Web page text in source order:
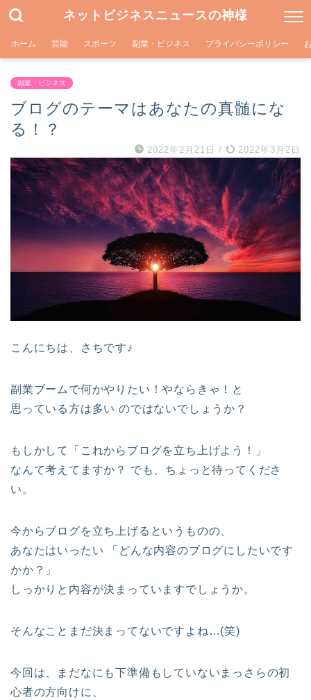
ネットビジネスニュースの神様
ホーム 芸能 スポーツ 副業・ビジネス プライバシーポリシー
副業・ビジネス
ブログのテーマはあなたの真髄にな
る！？
2022年2月21日 / 2022年3月2日
こんにちは、さちです♪
副業ブームで何かやりたい！やならきゃ！と
思っている方は多い のではないでしょうか？
もしかして「これからブログを立ち上げよう！」
なんて考えてますか？ でも、ちょっと待ってくださ
い。
今からブログを立ち上げるというものの、
あなたはいったい 「どんな内容のブログにしたいです
かか？」
しっかりと内容が決まっていますでしょうか。
そんなことまだ決まってないですよね…(笑)
今回は、まだなにも下準備もしていないまっさらの初
心者の方向けに、